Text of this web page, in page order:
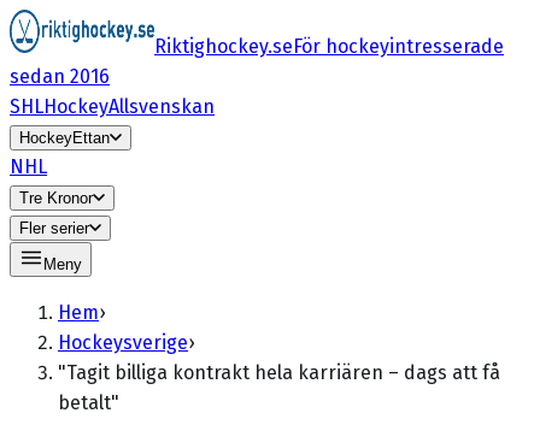
Riktighockey.seFör hockeyintresserade
sedan 2016
SHLHockeyAllsvenskan
HockeyEttan
NHL
Tre Kronor
Fler serier
Meny
Hem›
Hockeysverige›
"Tagit billiga kontrakt hela karriären – dags att få
betalt"